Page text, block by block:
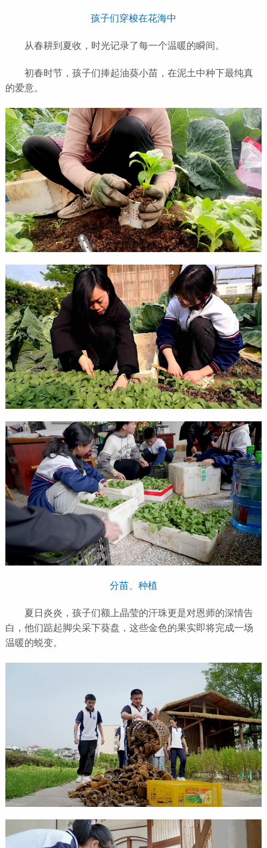
孩子们穿梭在花海中
从春耕到夏收，时光记录了每一个温暖的瞬间。
初春时节，孩子们捧起油葵小苗，在泥土中种下最纯真
的爱意。
分苗、种植
夏日炎炎，孩子们额上晶莹的汗珠更是对恩师的深情告
白，他们踮起脚尖采下葵盘，这些金色的果实即将完成一场
温暖的蜕变。